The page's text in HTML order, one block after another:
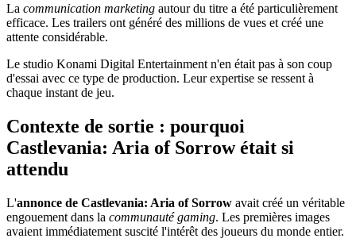
La communication marketing autour du titre a été particulièrement
efficace. Les trailers ont généré des millions de vues et créé une
attente considérable.
Le studio Konami Digital Entertainment n'en était pas à son coup
d'essai avec ce type de production. Leur expertise se ressent à
chaque instant de jeu.
Contexte de sortie : pourquoi
Castlevania: Aria of Sorrow était si
attendu
L'annonce de Castlevania: Aria of Sorrow avait créé un véritable
engouement dans la communauté gaming. Les premières images
avaient immédiatement suscité l'intérêt des joueurs du monde entier.